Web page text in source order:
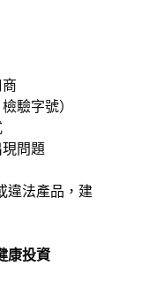
驗字號）
問題
違法產品，建
康投資